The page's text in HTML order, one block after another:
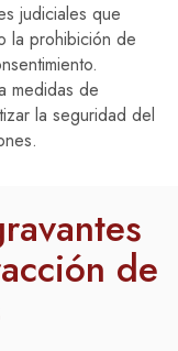
judiciales que
la prohibición de
medidas de
la seguridad del
de